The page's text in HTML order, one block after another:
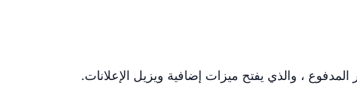
، والذي يفتح ميزات إضافية ويزيل الإعلانات.